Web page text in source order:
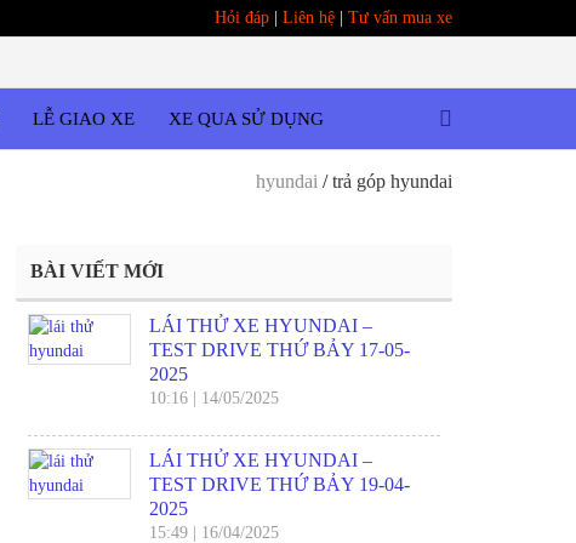
Hỏi đáp Liên hệ Tư vấn mua xe
LỄ GIAO XE XE QUA SỬ DỤNG
hyundai /trả góp hyundai
BÀI VIẾT MỚI
LÁI THỬ XE HYUNDAI –
TEST DRIVE THỨ BẢY 17-05-
2025
10:16 14/05/2025
LÁI THỬ XE HYUNDAI –
TEST DRIVE THỨ BẢY 19-04-
2025
15:49 16/04/2025